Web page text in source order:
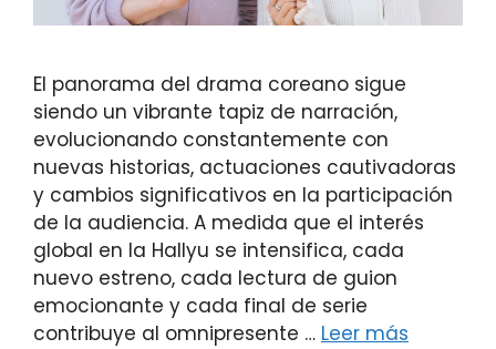
El panorama del drama coreano sigue
siendo un vibrante tapiz de narración,
evolucionando constantemente con
nuevas historias, actuaciones cautivadoras
y cambios significativos en la participación
de la audiencia. A medida que el interés
global en la Hallyu se intensifica, cada
nuevo estreno, cada lectura de guion
emocionante y cada final de serie
contribuye al omnipresente … Leer más